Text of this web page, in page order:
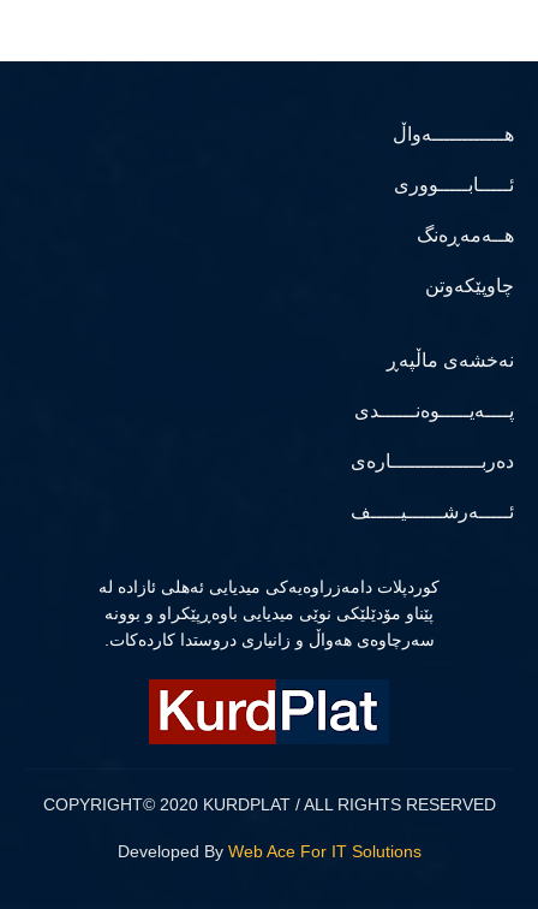
هــــــــــــەواڵ
ئـــــابـــــووری
هــەمەڕەنگ
چاوپێکەوتن
نەخشەی ماڵپەڕ
پــــەیـــــوەنــــــدی
دەربـــــــــــــــارەی
ئـــــەرشــــــیـــــف
كوردپلات دامەزراوەیەكی میدیایی ئەهلی ئازادە لە
پێناو مۆدێلێكی نوێی میدیایی باوەڕپێكراو و بوونە
سەرچاوەی هەواڵ و زانیاری دروستدا كاردەكات.
COPYRIGHT© 2020 KURDPLAT / ALL RIGHTS RESERVED
Web Ace For IT Solutions
Developed By